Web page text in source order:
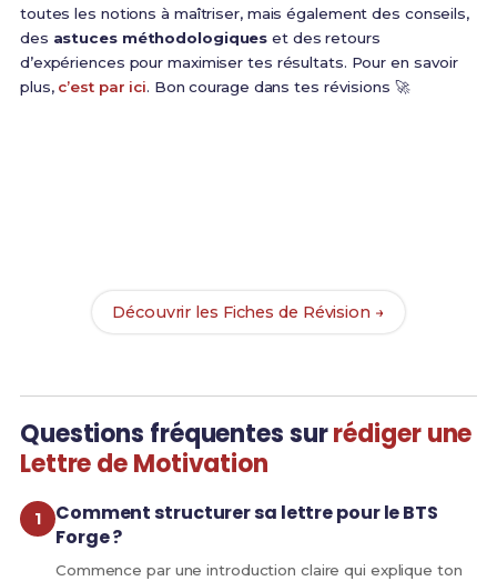
toutes les notions à maîtriser, mais également des conseils,
des astuces méthodologiques et des retours
d’expériences pour maximiser tes résultats. Pour en savoir
plus, c’est par ici. Bon courage dans tes révisions 🚀
Découvrir les Fiches de Révision →
Questions fréquentes surrédiger une
Lettre de Motivation
Comment structurer sa lettre pour le BTS
Forge ?
Commence par une introduction claire qui explique ton